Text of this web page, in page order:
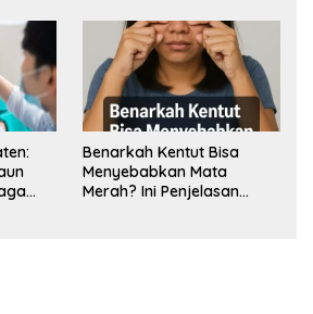
Benarkah Kentut Bisa
Menyebabkan Mata
Merah? Ini Penjelasan